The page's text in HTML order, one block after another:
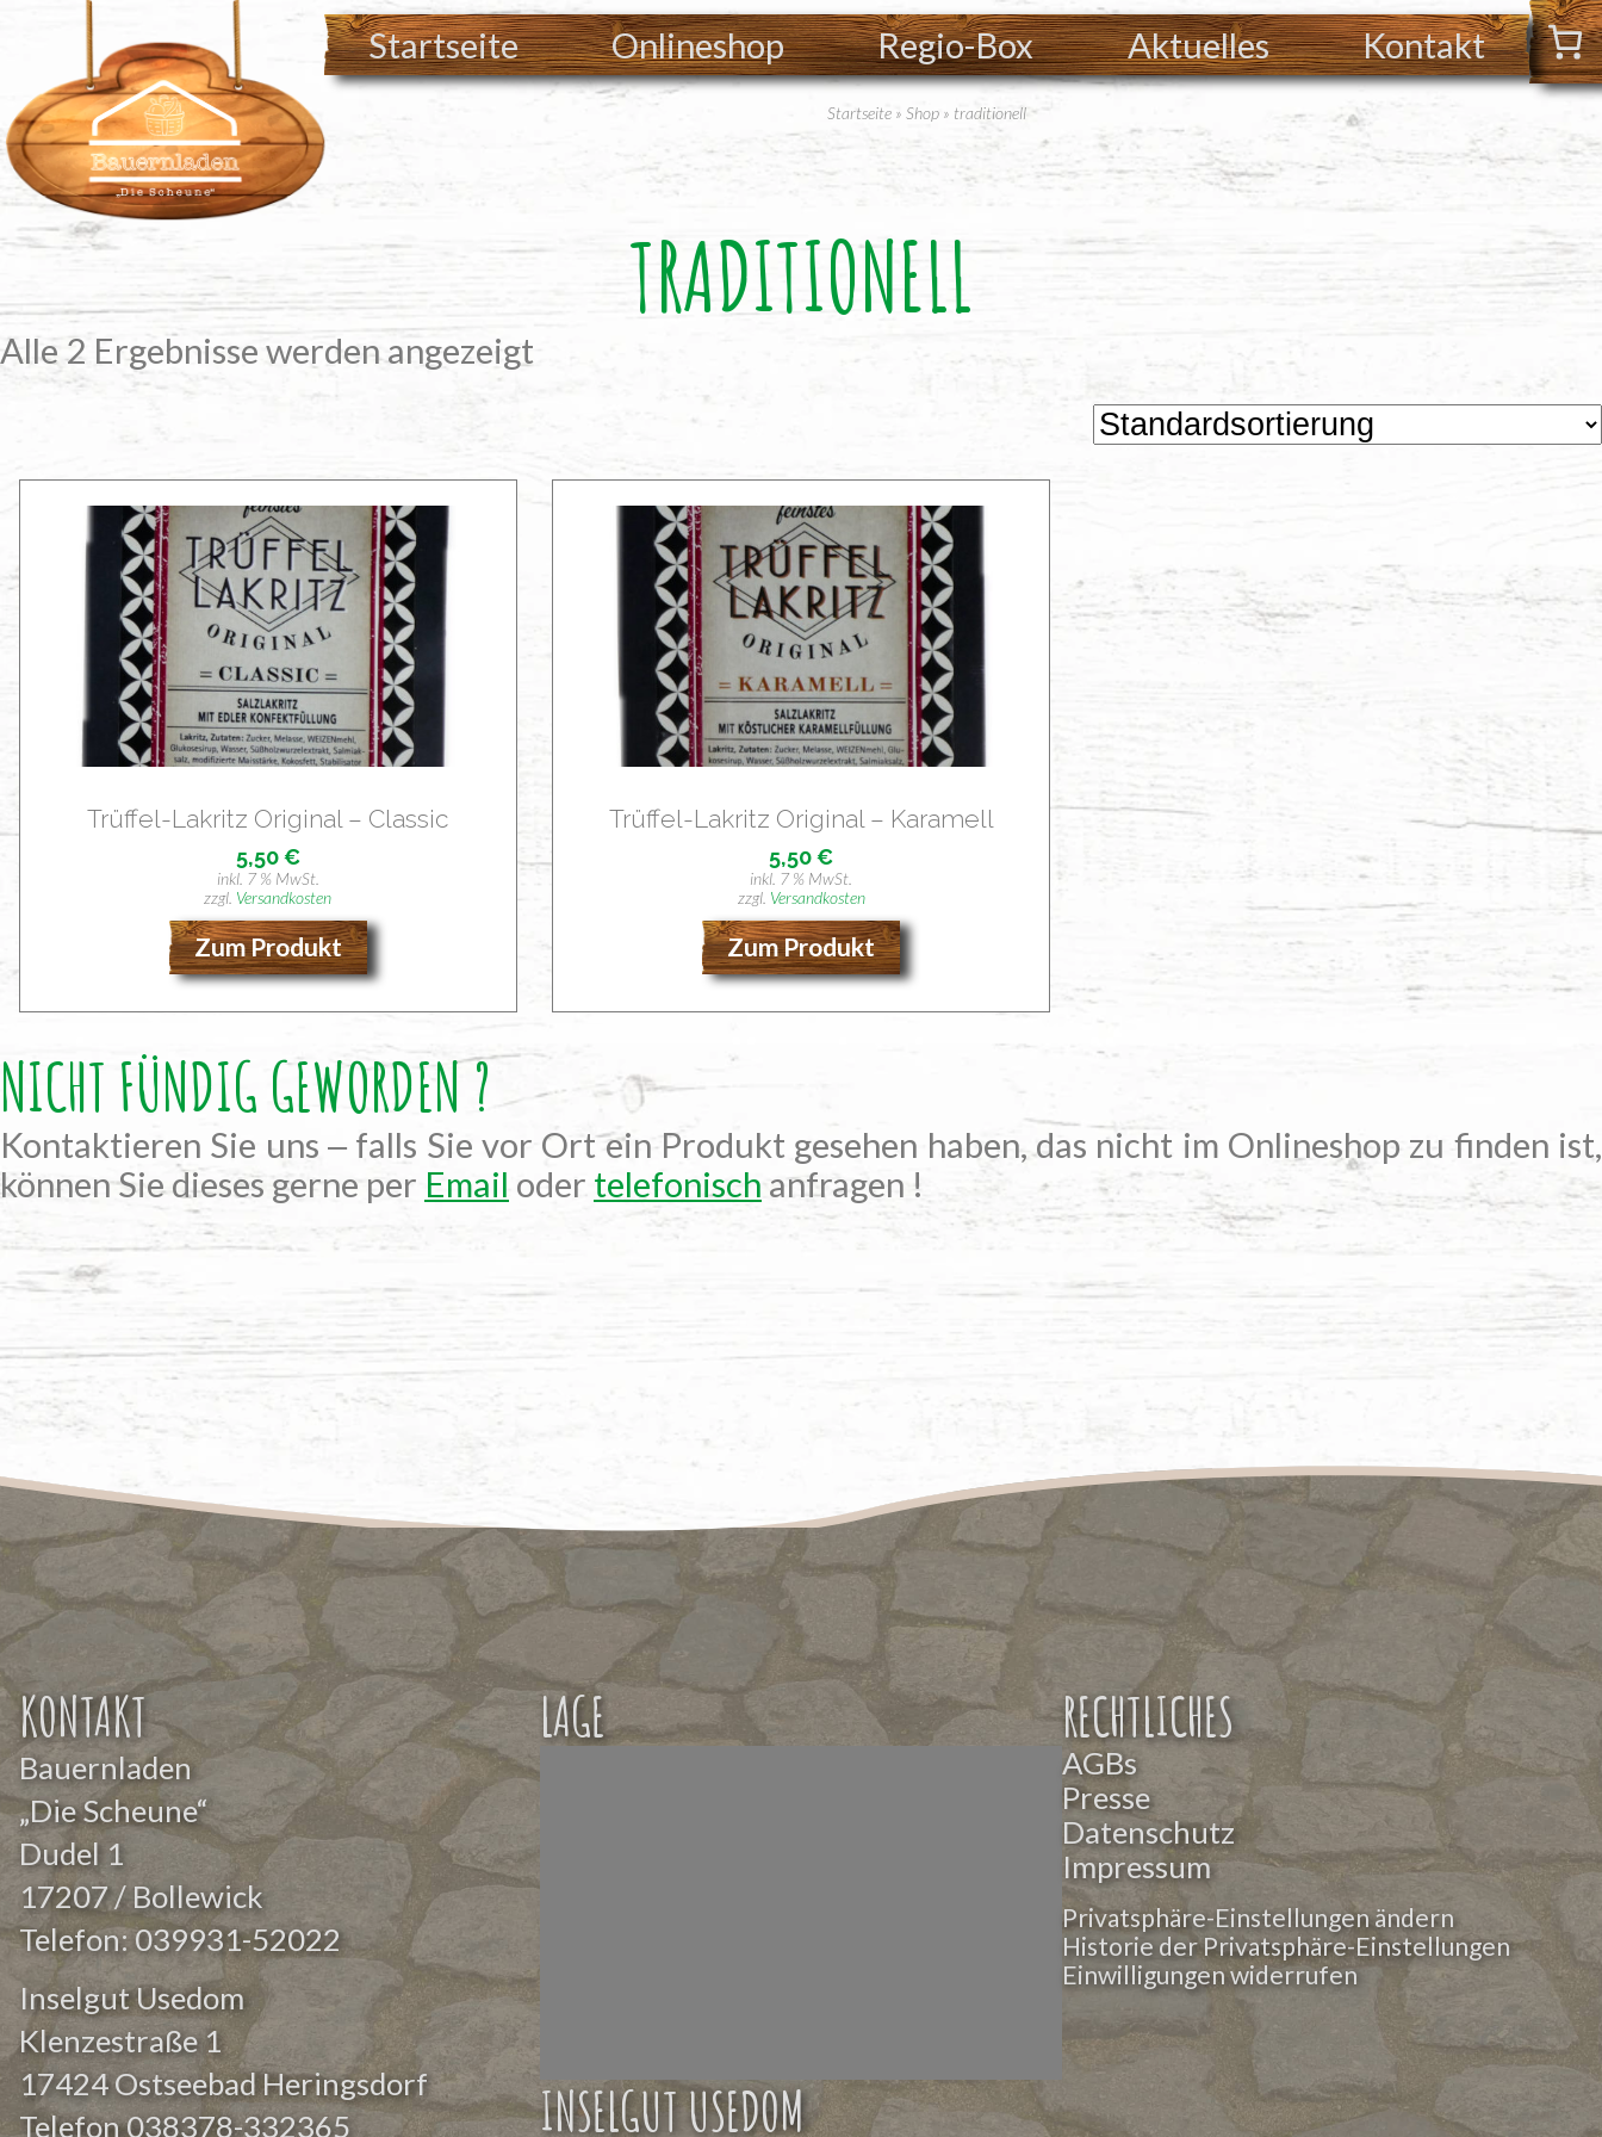
Inhalt
springen
Startseite Onlineshop Regio-Box Aktuelles Kontakt
Startseite» Shop» traditionell
TRADITIONELL
Alle 2 Ergebnisse werden angezeigt
Trüf­fel-Lakritz Ori­gi­nal – Classic
5,50€
inkl. 7 % MwSt.
zzgl. Versandkosten
Zum Produkt
Trüf­fel-Lakritz Ori­gi­nal – Karamell
5,50€
inkl. 7 % MwSt.
zzgl. Versandkosten
Zum Produkt
NICHT FÜNDIG GEWORDEN ?
Kontaktieren Sie uns ‒ falls Sie vor Ort ein Produkt gesehen haben, das nicht im Onlineshop zu finden ist,
können Sie dieses gerne per Email oder telefonisch anfragen !
KONTAKT
Bauernladen
„Die Scheune“
Dudel 1
17207 / Bollewick
Telefon:039931-52022
Inselgut Usedom
Klenzestraße 1
17424 Ostseebad Heringsdorf
Telefon038378-332365
LAGE
INSELGUT USEDOM
RECHTLICHES
AGBs
Presse
Datenschutz
Impressum
Privatsphäre-Einstellungen ändern
Historie der Privatsphäre-Einstellungen
Einwilligungen widerrufen